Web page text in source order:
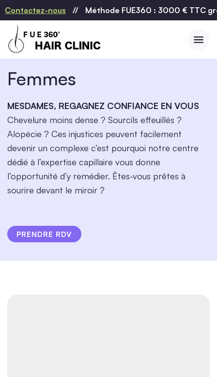
Contactez-nous // Méthode FUE360 : 3000 € TTC
Femmes
MESDAMES, REGAGNEZ CONFIANCE EN VOUS
Chevelure moins dense ? Sourcils effeuillés ?
Alopécie ? Ces injustices peuvent facilement
devenir un complexe c’est pourquoi notre centre
dédié à l’expertise capillaire vous donne
l’opportunité d’y remédier. Êtes-vous prêtes à
sourire devant le miroir ?
PRENDRE RDV